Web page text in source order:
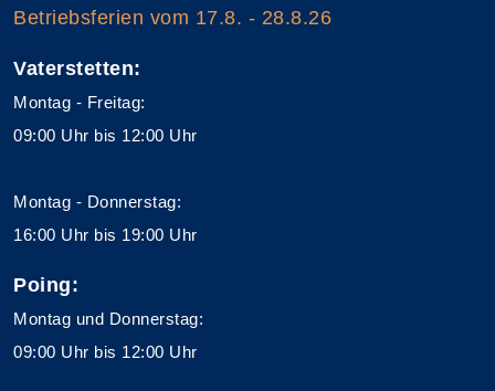
Betriebsferien vom 17.8. - 28.8.26
Vaterstetten:
Montag - Freitag:
09:00 Uhr bis 12:00 Uhr
Montag - Donnerstag:
16:00 Uhr bis 19:00 Uhr
Poing:
Montag und Donnerstag:
09:00 Uhr bis 12:00 Uhr